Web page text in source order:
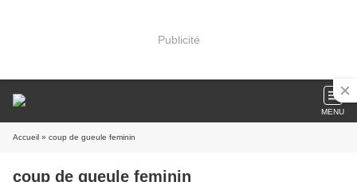
Publicité
MENU
Accueil » coup de gueule feminin
coup de gueule feminin